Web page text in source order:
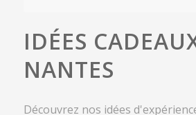
IDÉES
NANTES
Découvrez nos idées